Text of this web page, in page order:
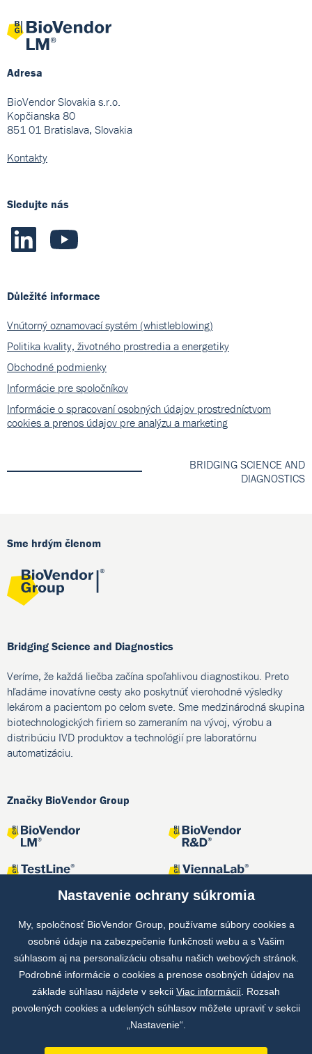
Adresa
BioVendor Slovakia s.r.o.
Kopčianska 80
851 01 Bratislava, Slovakia
Kontakty
Sledujte nás
Důležité informace
Vnútorný oznamovací systém (whistleblowing)
Politika kvality, životného prostredia a energetiky
Obchodné podmienky
Informácie pre spoločníkov
Informácie o spracovaní osobných údajov prostredníctvom
cookies a prenos údajov pre analýzu a marketing
BRIDGING SCIENCE AND
DIAGNOSTICS
Sme hrdým členom
Bridging Science and Diagnostics
Veríme, že každá liečba začína spoľahlivou diagnostikou. Preto
hľadáme inovatívne cesty ako poskytnúť vierohodné výsledky
lekárom a pacientom po celom svete. Sme medzinárodná skupina
biotechnologických firiem so zameraním na vývoj, výrobu a
distribúciu IVD produktov a technológií pre laboratórnu
automatizáciu.
Značky BioVendor Group
Spoločné projekty
Nastavenie ochrany súkromia
My, spoločnosť BioVendor Group, používame súbory cookies a
osobné údaje na zabezpečenie funkčnosti webu a s Vašim
súhlasom aj na personalizáciu obsahu našich webových stránok.
Podrobné informácie o cookies a prenose osobných údajov na
základe súhlasu nájdete v sekcii Viac informácií . Rozsah
povolených cookies a udelených súhlasov môžete upraviť v sekcii
„Nastavenie“.